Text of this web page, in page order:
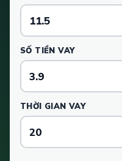
SỐ TIỀN VAY
THỜI GIAN VAY